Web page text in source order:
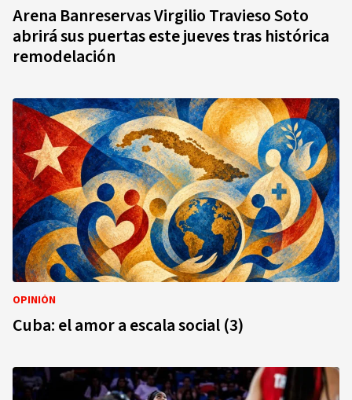
Arena Banreservas Virgilio Travieso Soto
abrirá sus puertas este jueves tras histórica
remodelación
OPINIÓN
Cuba: el amor a escala social (3)